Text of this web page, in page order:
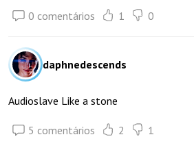
0 comentários 1 0
daphnedescends
Audioslave Like a stone
5 comentários 2 1